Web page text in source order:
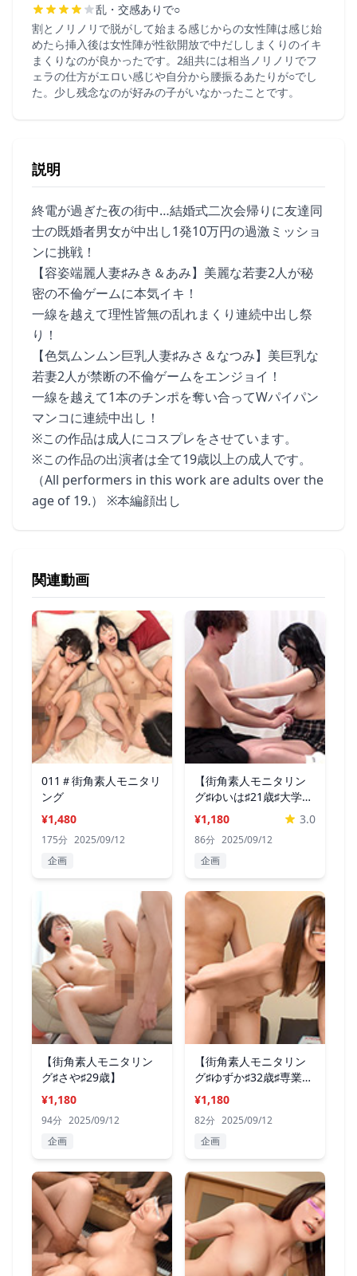
乱・交感ありで○
割とノリノリで脱がして始まる感じからの女性陣は感じ始
めたら挿入後は女性陣が性欲開放で中だししまくりのイキ
まくりなのが良かったです。2組共には相当ノリノリでフ
ェラの仕方がエロい感じや自分から腰振るあたりが○でし
た。少し残念なのが好みの子がいなかったことです。
説明
終電が過ぎた夜の街中…結婚式二次会帰りに友達同
士の既婚者男女が中出し1発10万円の過激ミッショ
ンに挑戦！
【容姿端麗人妻♯みき＆あみ】美麗な若妻2人が秘
密の不倫ゲームに本気イキ！
一線を越えて理性皆無の乱れまくり連続中出し祭
り！
【色気ムンムン巨乳人妻♯みさ＆なつみ】美巨乳な
若妻2人が禁断の不倫ゲームをエンジョイ！
一線を越えて1本のチンポを奪い合ってWパイパン
マンコに連続中出し！
※この作品は成人にコスプレをさせています。
※この作品の出演者は全て19歳以上の成人です。
（All performers in this work are adults over the
age of 19.） ※本編顔出し
関連動画
011＃街角素人モニタリ
ング
¥1,480
175分 2025/09/12
企画
【街角素人モニタリン
グ♯ゆいは♯21歳♯大学
生】
¥1,180 3.0
86分 2025/09/12
企画
【街角素人モニタリン
グ♯さや♯29歳】
¥1,180
94分 2025/09/12
企画
【街角素人モニタリン
グ♯ゆずか♯32歳♯専業主
婦】
¥1,180
82分 2025/09/12
企画